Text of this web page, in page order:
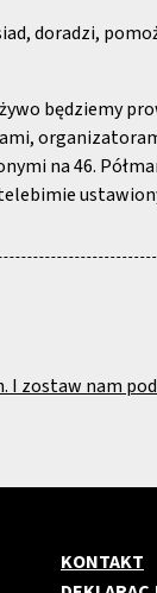
doradzi,
będziemy
na 46.
I zostaw nam
KONTAKT